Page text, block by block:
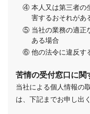
本人又は第三者の
害するおそれがあ
当社の業務の適正
ある場合
他の法令に違反す
苦情の受付窓口に関
当社による個人情報の
は、下記までお申し出